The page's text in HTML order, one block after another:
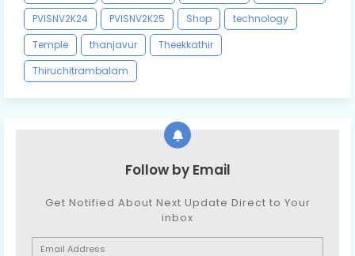
PVISNV2K24
PVISNV2K25 Shop
technology
Temple
thanjavur
Theekkathir
Thiruchitrambalam
Follow by Email
Get Notified About Next Update Direct to Your
inbox